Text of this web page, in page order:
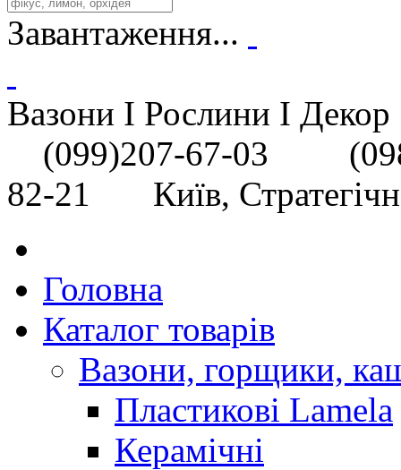
Завантаження...
Вазони I Рослини I Декор
(099)207-67-03
82-21 Київ,
Головна
Каталог товарів
Вазони, горщики,
Пластикові Lamela
Керамічні